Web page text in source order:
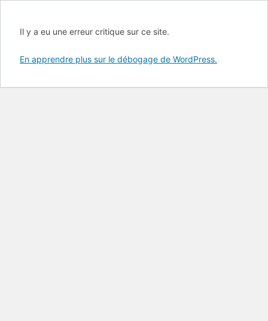
Il y a eu une erreur critique sur ce site.
En apprendre plus sur le débogage de WordPress.